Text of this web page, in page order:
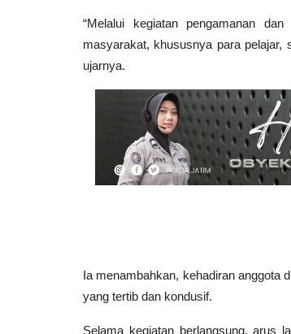
“Melalui kegiatan pengamanan
masyarakat, khususnya para pelajar,
ujarnya.
Ia menambahkan, kehadiran anggota
yang tertib dan kondusif.
Selama kegiatan berlangsung, arus